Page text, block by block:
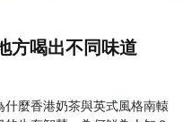
方喝出不同味道
麼香港奶茶與英式風格南轅